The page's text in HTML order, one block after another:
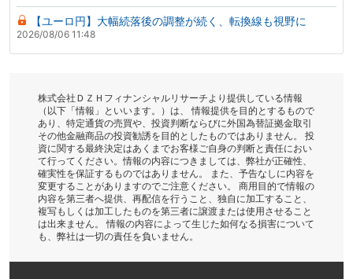
【ユーロ円】大幅続落後の調整が続く、転換線も視野に
2026/08/06 11:48
株式会社ＤＺＨフィナンシャルリサーチより提供している情報
（以下「情報」といいます。）は、 情報提供を目的とするもので
あり、特定通貨の売買や、投資判断ならびに外国為替証拠金取引
その他金融商品の投資勧誘を目的としたものではありません。 投
資に関する最終決定はあくまでお客様ご自身の判断と責任におい
て行ってください。情報の内容につきましては、弊社が正確性、
確実性を保証するものではありません。 また、予告なしに内容を
変更することがありますのでご注意ください。 商用目的で情報の
内容を第三者へ提供、再配信を行うこと、独自に加工すること、
複写もしくは加工したものを第三者に譲渡または使用させること
は出来ません。 情報の内容によって生じた如何なる損害について
も、弊社は一切の責任を負いません。